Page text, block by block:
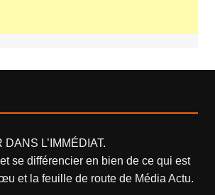
DANS L’IMMÉDIAT.
se différencier en bien de ce qui est
et la feuille de route de Média Actu.